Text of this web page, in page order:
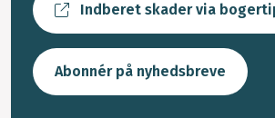
Indberet skader via
Abonnér på nyhedsbreve